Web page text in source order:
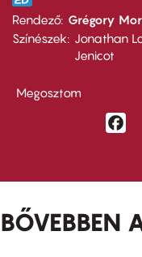
Rendező Grégory
Színészek
Jonathan
Jenicot
Megosztom
BŐVEBBEN